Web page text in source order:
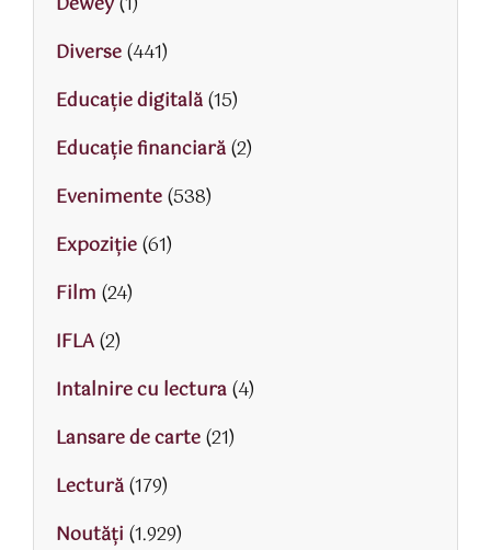
Diverse(441)
Educaţie digitală(15)
Educaţie financiară(2)
Evenimente(538)
Expoziție(61)
Film (24)
IFLA(2)
Intalnire cu lectura(4)
Lansare de carte(21)
Lectură(179)
Noutăți (1.929)